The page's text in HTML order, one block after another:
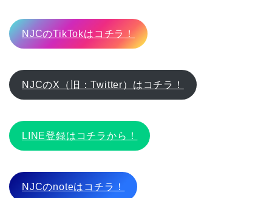
NJCのTikTokはコチラ！
NJCのX（旧：Twitter）はコチラ！
LINE登録はコチラから！
NJCのnoteはコチラ！